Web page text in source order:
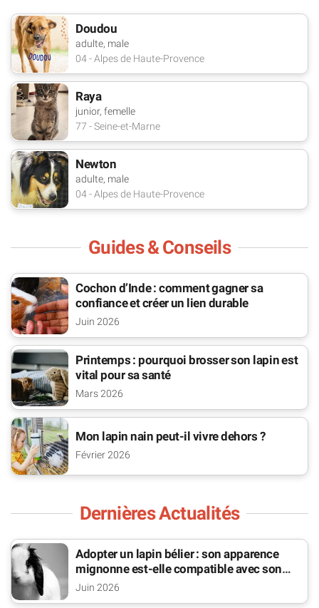
Doudou
adulte, male
04 - Alpes de Haute-Provence
Raya
junior, femelle
77 - Seine-et-Marne
Newton
adulte, male
04 - Alpes de Haute-Provence
Guides & Conseils
Cochon d’Inde : comment gagner sa
confiance et créer un lien durable
Juin 2026
Printemps : pourquoi brosser son lapin est
vital pour sa santé
Mars 2026
Mon lapin nain peut-il vivre dehors ?
Février 2026
Dernières Actualités
Adopter un lapin bélier : son apparence
mignonne est-elle compatible avec son
bien-être ?
Juin 2026